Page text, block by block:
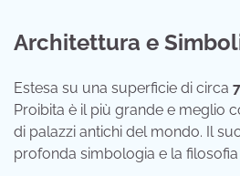
Architettura e
Estesa su una superficie di circa
Proibita è il più grande e meglio
di palazzi antichi del mondo. Il
profonda simbologia e la